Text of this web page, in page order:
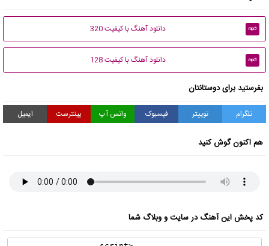
mp3 دانلود آهنگ با کیفیت 320
mp3 دانلود آهنگ با کیفیت 128
بفرستید برای دوستانتان
تلگرام توییتر فیسبوک واتس آپ پینترست ایمیل
هم اکنون گوش کنید
کد پخش این آهنگ در سایت و وبلاگ شما